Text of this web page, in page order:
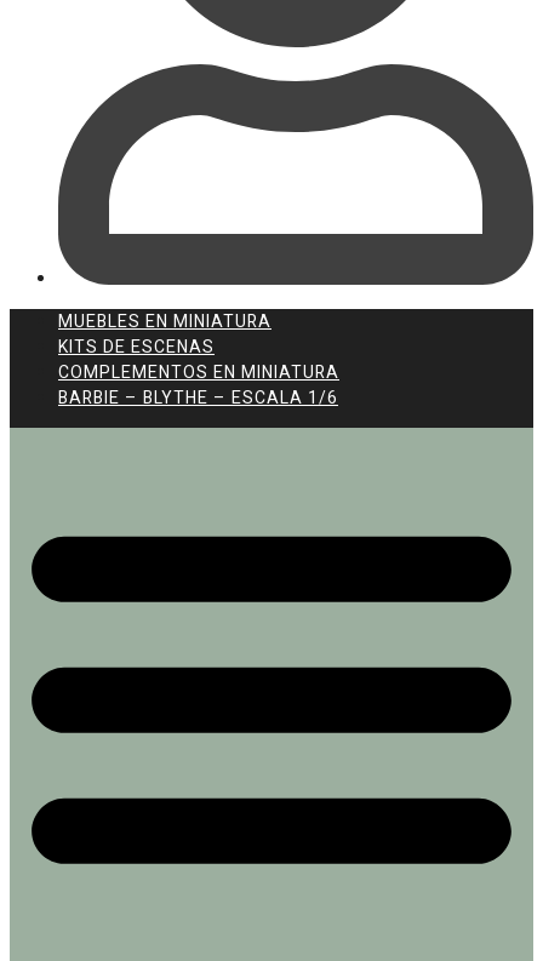
MUEBLES EN MINIATURA
KITS DE ESCENAS
COMPLEMENTOS EN MINIATURA
BARBIE – BLYTHE – ESCALA 1/6